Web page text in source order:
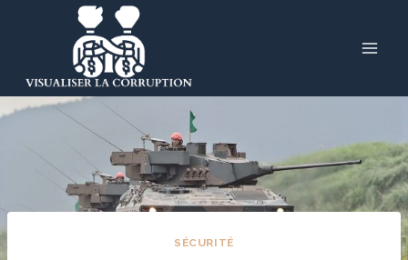
SÉCURITÉ